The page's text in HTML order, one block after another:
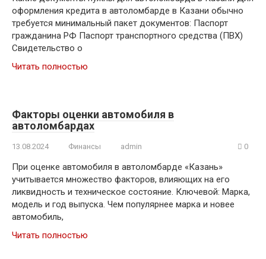
оформления кредита в автоломбарде в Казани обычно
требуется минимальный пакет документов: Паспорт
гражданина РФ Паспорт транспортного средства (ПВХ)
Свидетельство о
Читать полностью
Факторы оценки автомобиля в
автоломбардах
13.08.2024 Финансы admin 0
При оценке автомобиля в автоломбарде «Казань»
учитывается множество факторов, влияющих на его
ликвидность и техническое состояние.​ Ключевой: Марка,
модель и год выпуска. Чем популярнее марка и новее
автомобиль,
Читать полностью